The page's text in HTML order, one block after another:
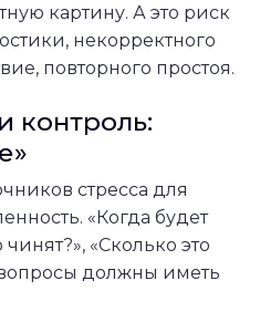
картину. А это риск
некорректного
повторного простоя.
контроль:
стресса для
«Когда будет
«Сколько это
должны иметь